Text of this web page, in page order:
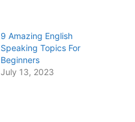
9 Amazing English
Speaking Topics For
Beginners
July 13, 2023